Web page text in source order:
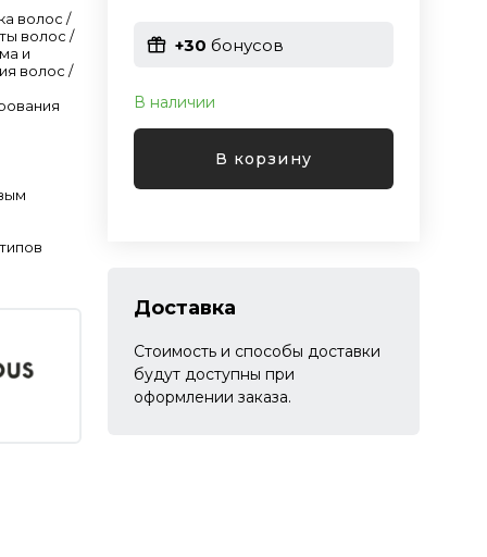
волос /
волос /
и
волос /
+30 бонусов
В наличии
В корзину
Доставка
Стоимость и способы доставки
будут доступны при
оформлении заказа.